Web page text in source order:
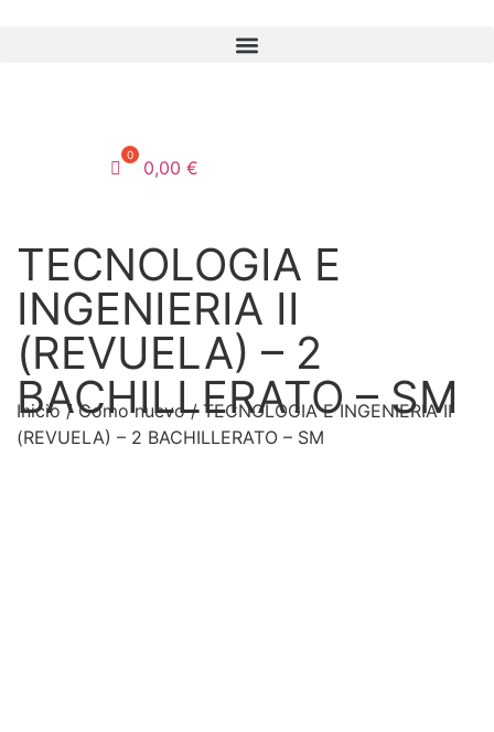
0,00 €
TECNOLOGIA E
INGENIERIA II
(REVUELA) – 2
BACHILLERATO – SM
Inicio/Como nuevo/ TECNOLOGIA E INGENIERIA II
(REVUELA) – 2 BACHILLERATO – SM